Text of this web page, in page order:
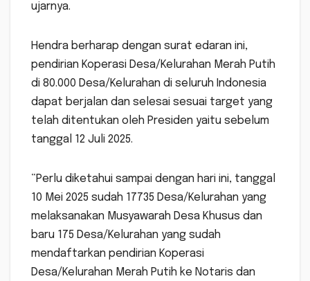
ujarnya.
Hendra berharap dengan surat edaran ini,
pendirian Koperasi Desa/Kelurahan Merah Putih
di 80.000 Desa/Kelurahan di seluruh Indonesia
dapat berjalan dan selesai sesuai target yang
telah ditentukan oleh Presiden yaitu sebelum
tanggal 12 Juli 2025.
“Perlu diketahui sampai dengan hari ini, tanggal
10 Mei 2025 sudah 17735 Desa/Kelurahan yang
melaksanakan Musyawarah Desa Khusus dan
baru 175 Desa/Kelurahan yang sudah
mendaftarkan pendirian Koperasi
Desa/Kelurahan Merah Putih ke Notaris dan